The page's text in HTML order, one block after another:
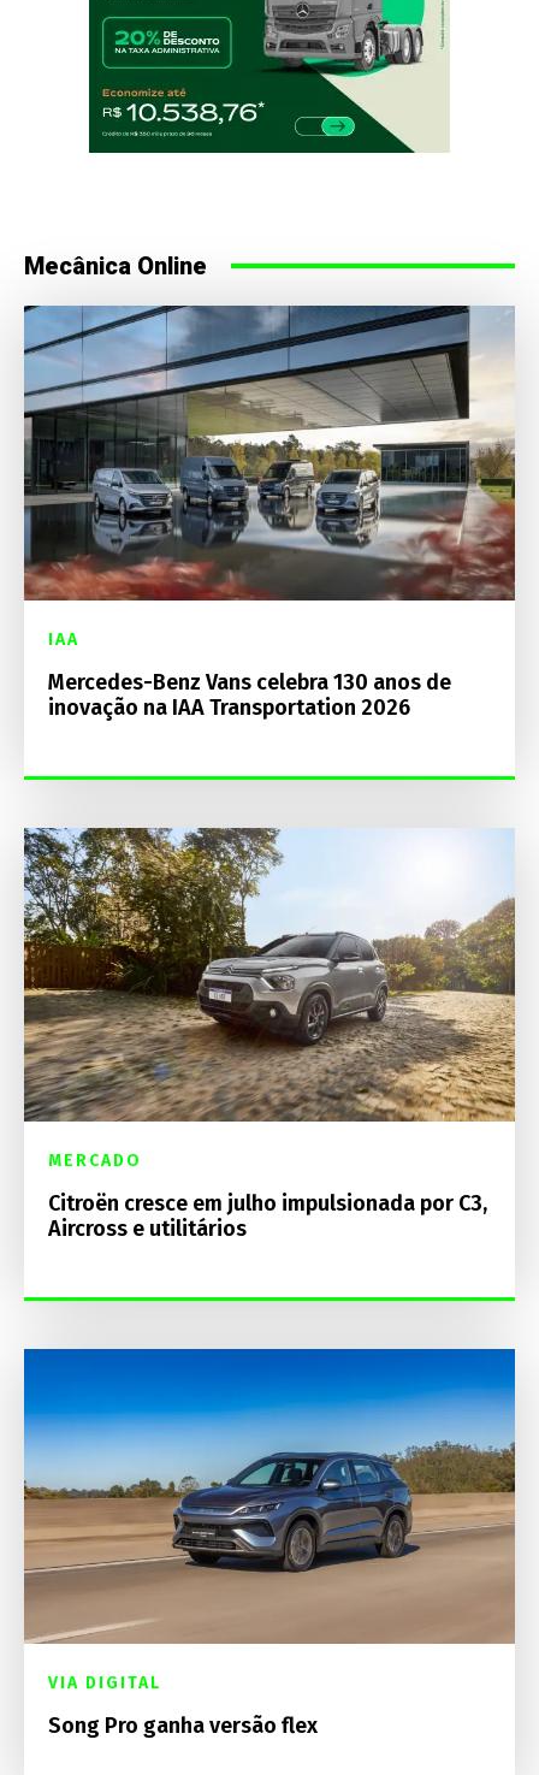
Mecânica Online
IAA
Mercedes-Benz Vans celebra 130 anos de
inovação na IAA Transportation 2026
MERCADO
Citroën cresce em julho impulsionada por C3,
Aircross e utilitários
VIA DIGITAL
Song Pro ganha versão flex